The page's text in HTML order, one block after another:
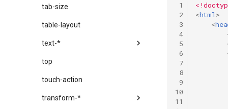
tab-size
table-layout
text-*
top
touch-action
transform-*
1
2
3
4
5
6
7
8
9
10
11
<html>
<